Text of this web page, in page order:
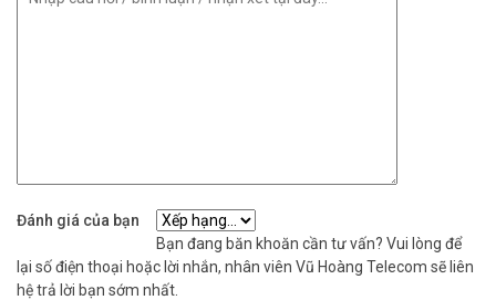
Đánh giá của bạn
Bạn đang băn khoăn cần tư vấn? Vui lòng để
lại số điện thoại hoặc lời nhắn, nhân viên Vũ Hoàng Telecom sẽ liên
hệ trả lời bạn sớm nhất.